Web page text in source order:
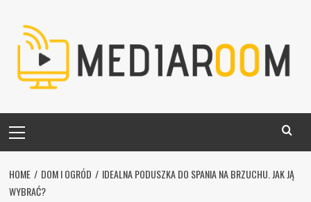
content
Menu
HOME DOM I OGRÓD
IDEALNA PODUSZKA DO SPANIA NA BRZUCHU. JAK JĄ
WYBRAĆ?